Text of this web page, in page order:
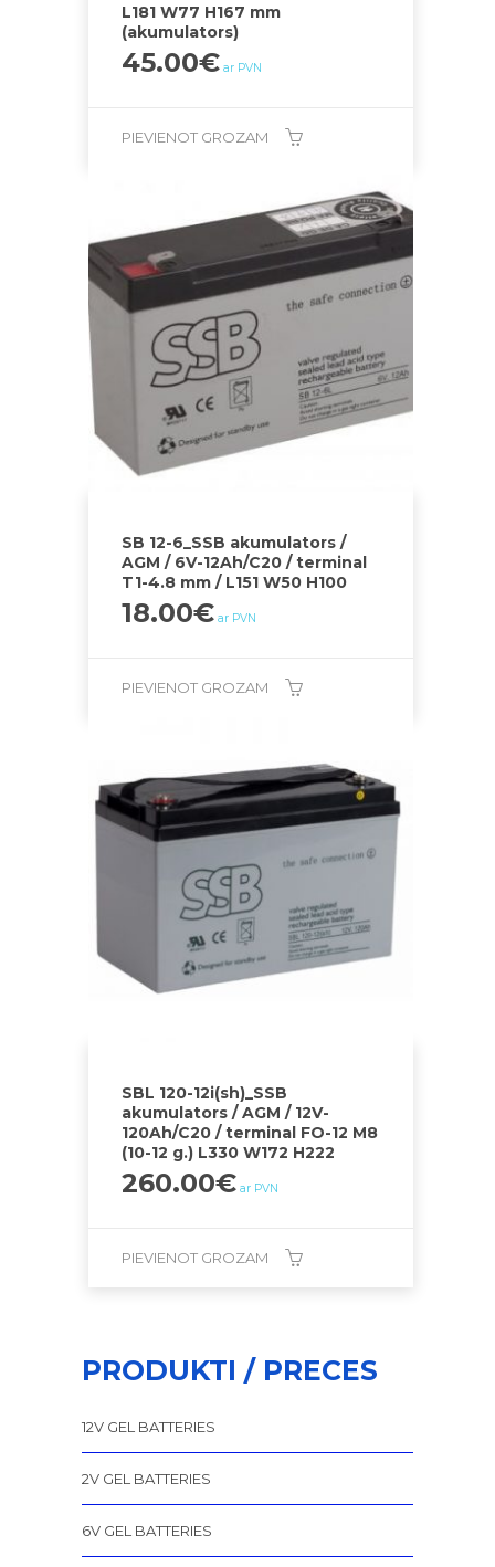
L181 W77 H167 mm
(akumulators)
45.00€ ar PVN
PIEVIENOT GROZAM
SB 12-6_SSB akumulators /
AGM / 6V-12Ah/C20 / terminal
T1-4.8 mm / L151 W50 H100
18.00€ ar PVN
PIEVIENOT GROZAM
SBL 120-12i(sh)_SSB
akumulators / AGM / 12V-
120Ah/C20 / terminal FO-12 M8
(10-12 g.) L330 W172 H222
260.00€ ar PVN
PIEVIENOT GROZAM
PRODUKTI / PRECES
12V GEL BATTERIES
2V GEL BATTERIES
6V GEL BATTERIES